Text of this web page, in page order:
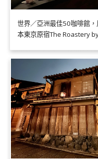
世界／亞洲最佳50咖啡館
本東京原宿The Roastery